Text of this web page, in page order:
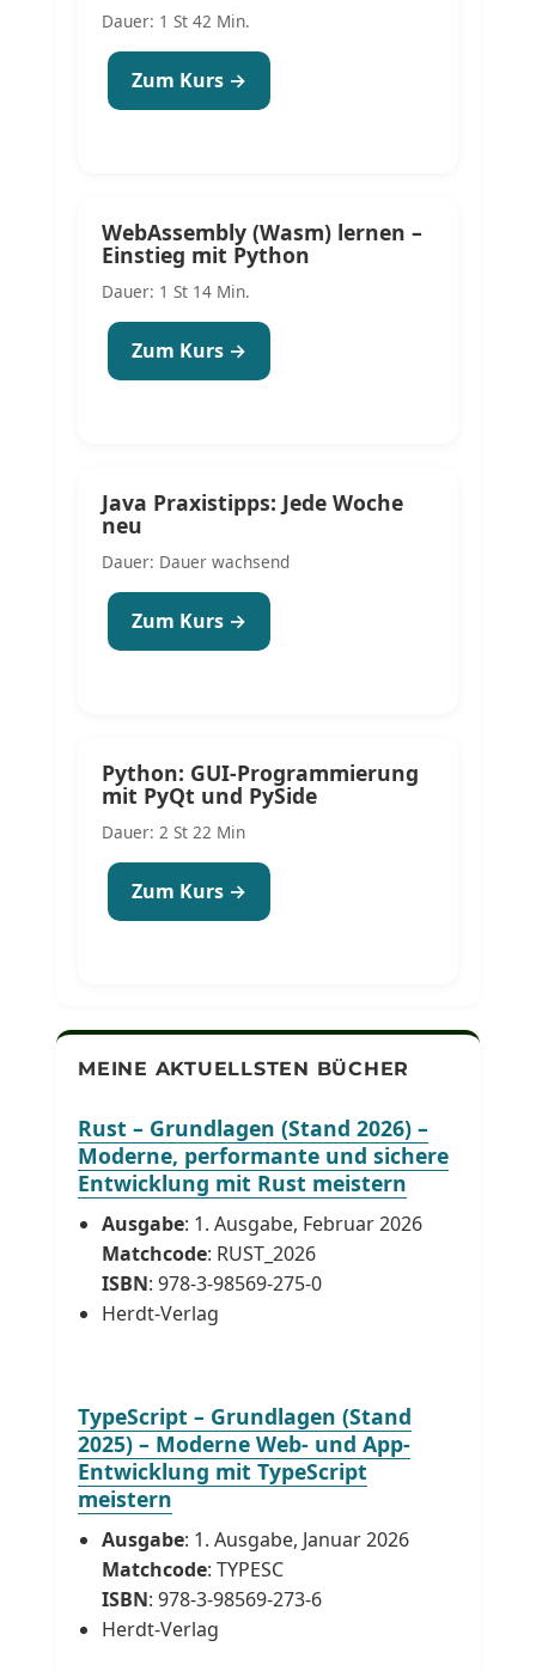
Dauer: 1 St 42 Min.
Zum Kurs →
WebAssembly (Wasm) lernen –
Einstieg mit Python
Dauer: 1 St 14 Min.
Zum Kurs →
Java Praxistipps: Jede Woche
neu
Dauer: Dauer wachsend
Zum Kurs →
Python: GUI-Programmierung
mit PyQt und PySide
Dauer: 2 St 22 Min
Zum Kurs →
MEINE AKTUELLSTEN BÜCHER
Rust – Grundlagen (Stand 2026) –
Moderne, performante und sichere
Entwicklung mit Rust meistern
Ausgabe: 1. Ausgabe, Februar 2026
Matchcode: RUST_2026
ISBN: 978-3-98569-275-0
Herdt-Verlag
TypeScript – Grundlagen (Stand
2025) – Moderne Web- und App-
Entwicklung mit TypeScript
meistern
Ausgabe: 1. Ausgabe, Januar 2026
Matchcode: TYPESC
ISBN: 978-3-98569-273-6
Herdt-Verlag